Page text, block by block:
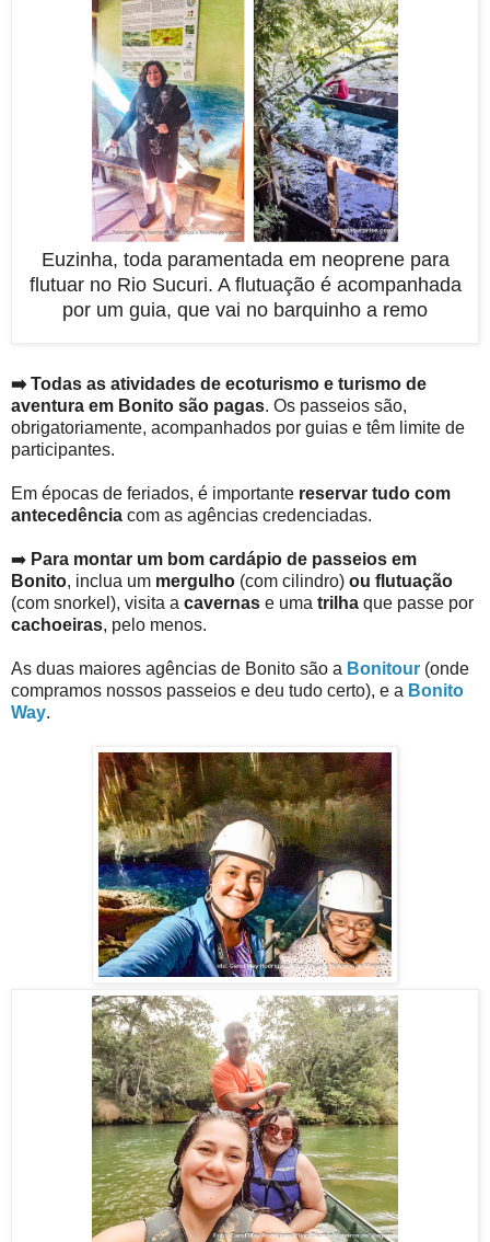
Euzinha, toda paramentada em neoprene para
flutuar no Rio Sucuri. A flutuação é acompanhada
por um guia, que vai no barquinho a remo
➡️ Todas as atividades de ecoturismo e turismo de
aventura em Bonito são pagas. Os passeios são,
obrigatoriamente, acompanhados por guias e têm limite de
participantes.
Em épocas de feriados, é importante reservar tudo com
antecedência com as agências credenciadas.
➡️ Para montar um bom cardápio de passeios em
Bonito, inclua um mergulho (com cilindro) ou flutuação
(com snorkel), visita a cavernas e uma trilha que passe por
cachoeiras, pelo menos.
As duas maiores agências de Bonito são a Bonitour (onde
compramos nossos passeios e deu tudo certo), e a Bonito
Way.